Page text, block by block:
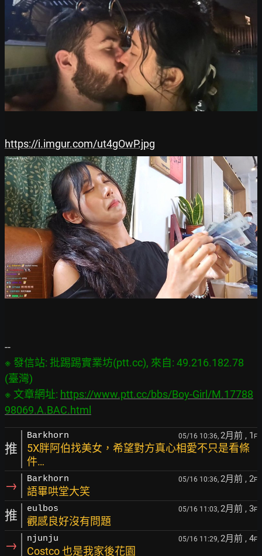
https://i.imgur.com/ut4gOwP.jpg
※ 發信站: 批踢踢實業坊(ptt.cc), 來自: 49.216.182.78
(臺灣)
※ 文章網址: https://www.ptt.cc/bbs/Boy-Girl/M.17788
98069.A.BAC.html
推
Barkhorn 05/16 10:36, 2月前 , 1 F
5X胖阿伯找美女，希望對方真心相愛不只是看條
件…
→ Barkhorn 05/16 10:36, 2月前 , 2F
語畢哄堂大笑
推 eulbos 05/16 11:03, 2月前 , 3F
觀感良好沒有問題
→ njunju 05/16 11:29, 2月前 , 4F
Costco 也是我家後花園